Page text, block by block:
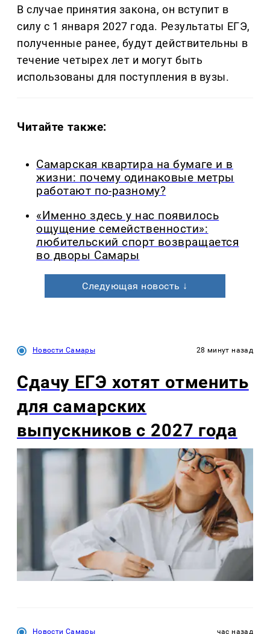
В случае принятия закона, он вступит в
силу с 1 января 2027 года. Результаты ЕГЭ,
полученные ранее, будут действительны в
течение четырех лет и могут быть
использованы для поступления в вузы.
Читайте также:
Самарская квартира на бумаге и в
жизни: почему одинаковые метры
работают по-разному?
«Именно здесь у нас появилось
ощущение семейственности»:
любительский спорт возвращается
во дворы Самары
Следующая новость ↓
Новости Самары 28 минут назад
Сдачу ЕГЭ хотят отменить
для самарских
выпускников с 2027 года
Новости Самары час назад